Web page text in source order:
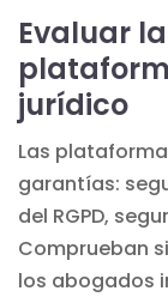
Evaluar
jurídico
Las
garantías:
del RGPD,
Comprueban
los abogados